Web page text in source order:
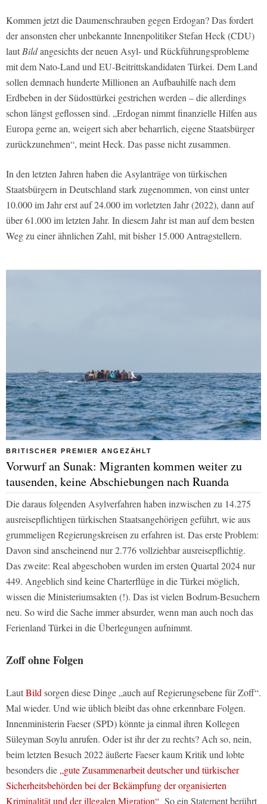
Kommen jetzt die Daumenschrauben gegen Erdogan? Das fordert
der ansonsten eher unbekannte Innenpolitiker Stefan Heck (CDU)
laut Bildangesichts der neuen Asyl- und Rückführungsprobleme
mit dem Nato-Land und EU-Beitrittskandidaten Türkei. Dem Land
sollen demnach hunderte Millionen an Aufbauhilfe nach dem
Erdbeben in der Südosttürkei gestrichen werden – die allerdings
schon längst geflossen sind. „Erdogan nimmt finanzielle Hilfen aus
Europa gerne an, weigert sich aber beharrlich, eigene Staatsbürger
zurückzunehmen“, meint Heck. Das passe nicht zusammen.
In den letzten Jahren haben die Asylanträge von türkischen
Staatsbürgern in Deutschland stark zugenommen, von einst unter
10.000 im Jahr erst auf 24.000 im vorletzten Jahr (2022), dann auf
über 61.000 im letzten Jahr. In diesem Jahr ist man auf dem besten
Weg zu einer ähnlichen Zahl, mit bisher 15.000 Antragstellern.
BRITISCHER PREMIER ANGEZÄHLT
Vorwurf an Sunak: Migranten kommen weiter zu
tausenden, keine Abschiebungen nach Ruanda
Die daraus folgenden Asylverfahren haben inzwischen zu 14.275
ausreisepflichtigen türkischen Staatsangehörigen geführt, wie aus
grummeligen Regierungskreisen zu erfahren ist. Das erste Problem:
Davon sind anscheinend nur 2.776 vollziehbar ausreisepflichtig.
Das zweite: Real abgeschoben wurden im ersten Quartal 2024 nur
449. Angeblich sind keine Charterflüge in die Türkei möglich,
wissen die Ministeriumsakten (!). Das ist vielen Bodrum-Besuchern
neu. So wird die Sache immer absurder, wenn man auch noch das
Ferienland Türkei in die Überlegungen aufnimmt.
Zoff ohne Folgen
LautBild sorgen diese Dinge „auch auf Regierungsebene für Zoff“.
Mal wieder. Und wie üblich bleibt das ohne erkennbare Folgen.
Innenministerin Faeser (SPD) könnte ja einmal ihren Kollegen
Süleyman Soylu anrufen. Oder ist ihr der zu rechts? Ach so, nein,
beim letzten Besuch 2022 äußerte Faeser kaum Kritik und lobte
besonders die „gute Zusammenarbeit deutscher und türkischer
Sicherheitsbehörden bei der Bekämpfung der organisierten
Kriminalität und der illegalen Migration“ So ein Statement berührt